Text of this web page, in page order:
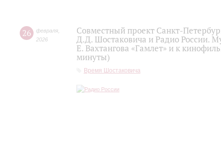
26 февраля
2026
Совместный проект Санкт-
Д.Д. Шостаковича и Радио России.
Е. Вахтангова «Гамлет» и к
минуты)
Время Шостаковича